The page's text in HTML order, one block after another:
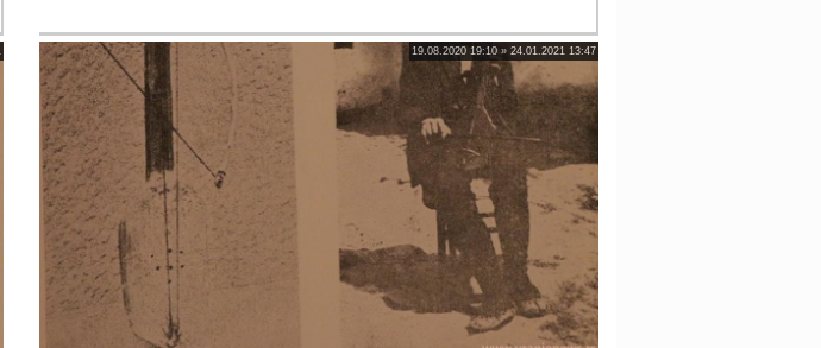
19.08.2020 19:10 » 24.01.2021 13:47